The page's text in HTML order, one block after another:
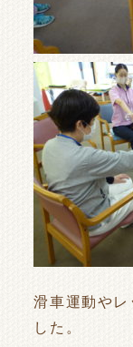
滑車運動やレ
した。